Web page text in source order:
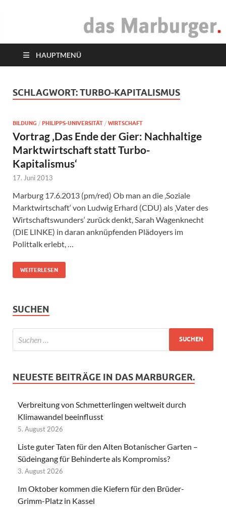
das Marburger.
HAUPTMENÜ
SCHLAGWORT:TURBO-KAPITALISMUS
BILDUNG / PHILIPPS-UNIVERSITÄT / WIRTSCHAFT
Vortrag ‚Das Ende der Gier: Nachhaltige
Marktwirtschaft statt Turbo-
Kapitalismus‘
17. Juni 2013
Marburg 17.6.2013 (pm/red) Ob man an die ‚Soziale
Marktwirtschaft‘ von Ludwig Erhard (CDU) als ‚Vater des
Wirtschaftswunders‘ zurück denkt, Sarah Wagenknecht
(DIE LINKE) in daran anknüpfenden Plädoyers im
Polittalk erlebt, …
WEITERLESEN
SUCHEN
NEUESTE BEITRÄGE IN DAS MARBURGER.
Verbreitung von Schmetterlingen weltweit durch
Klimawandel beeinflusst
5. August 2026
Liste guter Taten für den Alten Botanischer Garten –
Südeingang für Behinderte als Kompromiss?
3. August 2026
Im Oktober kommen die Kiefern für den Brüder-
Grimm-Platz in Kassel